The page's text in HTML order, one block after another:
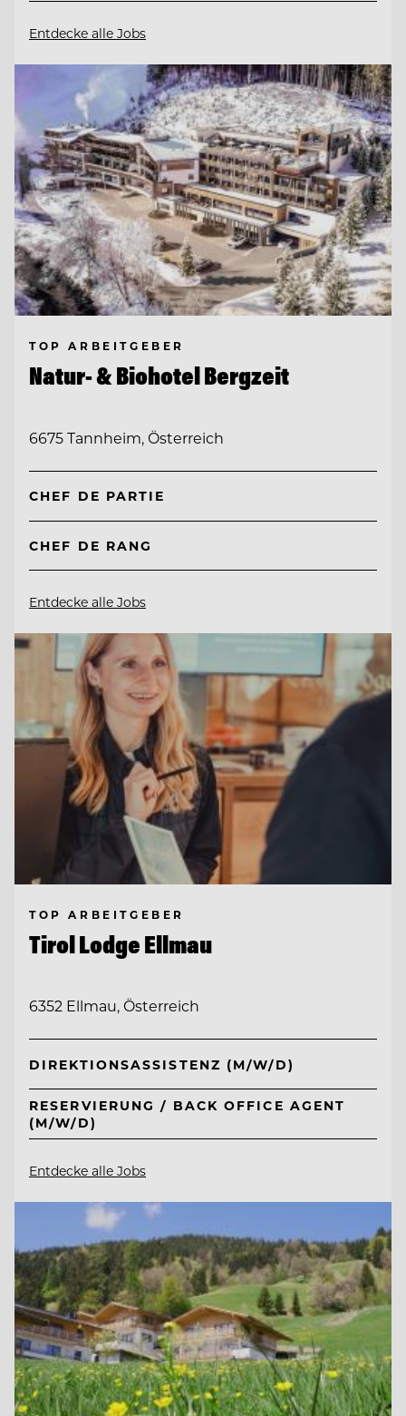
Entdecke alle Jobs
TOP ARBEITGEBER
Natur- & Biohotel Bergzeit
6675 Tannheim, Österreich
CHEF DE PARTIE
CHEF DE RANG
Entdecke alle Jobs
TOP ARBEITGEBER
Tirol Lodge Ellmau
6352 Ellmau, Österreich
DIREKTIONSASSISTENZ (M/W/D)
RESERVIERUNG / BACK OFFICE AGENT
(M/W/D)
Entdecke alle Jobs